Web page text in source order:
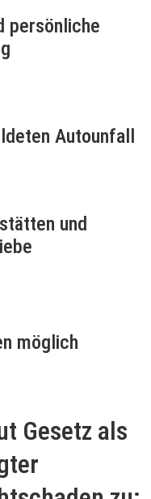
persönliche
Autounfall
und
möglich
Gesetz als